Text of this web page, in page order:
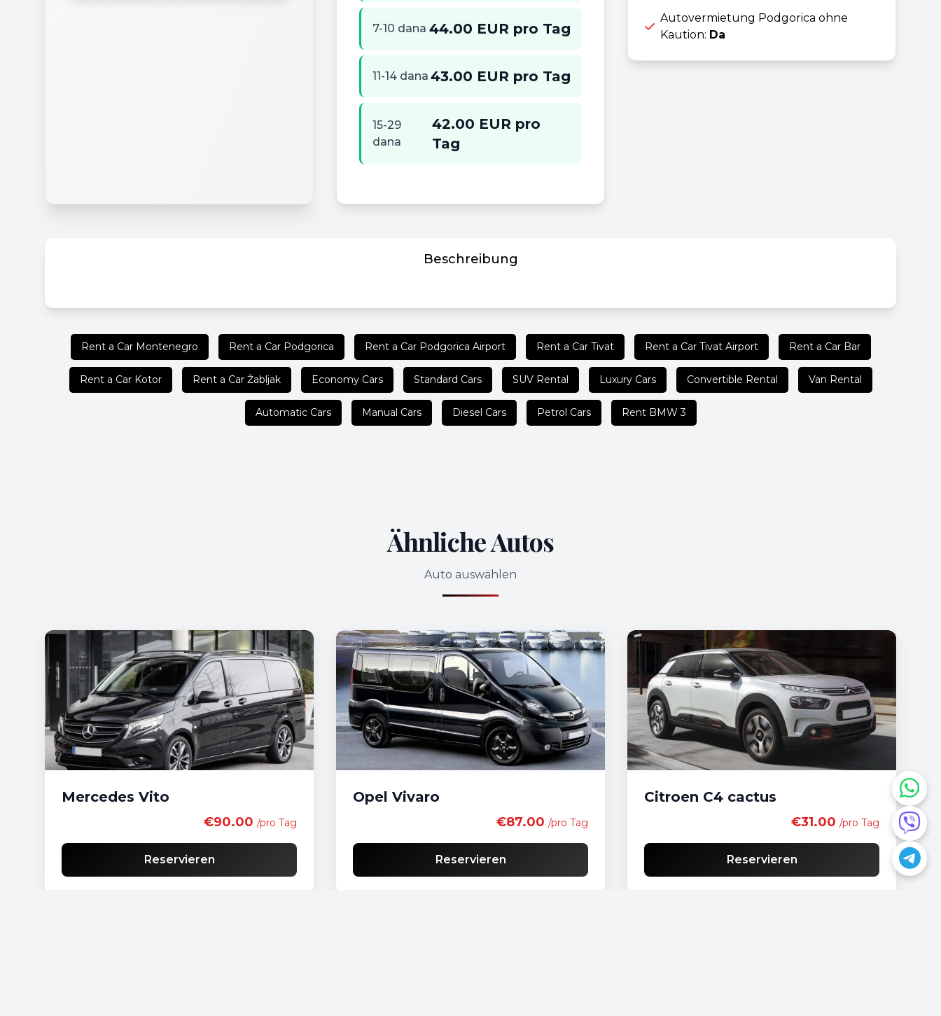
7-10 dana 44.00 EUR pro Tag
11-14 dana 43.00 EUR pro Tag
15-29
dana
42.00 EUR pro
Tag
Autovermietung Podgorica ohne
Kaution: Da
Beschreibung
Rent a Car Montenegro Rent a Car Podgorica Rent a Car Podgorica Airport Rent a Car Tivat Rent a Car Tivat Airport Rent a Car Bar
Rent a Car Kotor Rent a Car Žabljak Economy Cars Standard Cars SUV Rental Luxury Cars Convertible Rental Van Rental
Automatic Cars Manual Cars Diesel Cars Petrol Cars Rent BMW 3
Ähnliche Autos
Auto auswählen
Mercedes Vito
€90.00 /pro Tag
Reservieren
Opel Vivaro
€87.00 /pro Tag
Reservieren
Citroen C4 cactus
€31.00 /pro Tag
Reservieren